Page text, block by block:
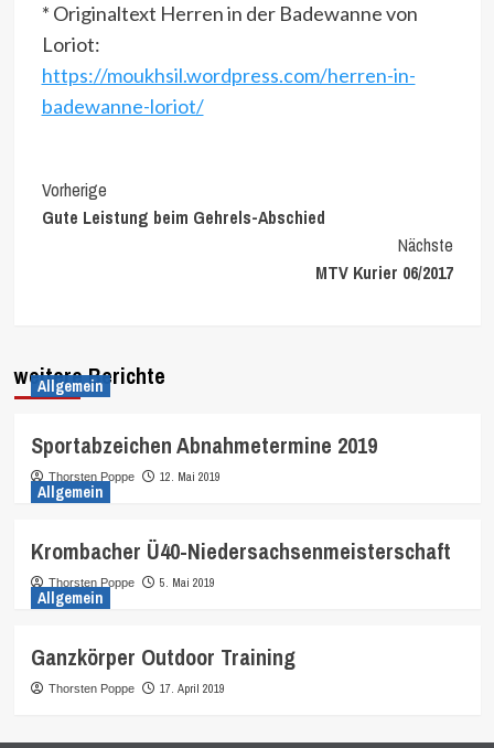
* Originaltext Herren in der Badewanne von
Loriot:
https://moukhsil.wordpress.com/herren-in-
badewanne-loriot/
Continue
Reading
Vorherige
Gute Leistung beim Gehrels-Abschied
Nächste
MTV Kurier 06/2017
weitere Berichte
Allgemein
Sportabzeichen Abnahmetermine 2019
Thorsten Poppe 12. Mai 2019
Allgemein
Krombacher Ü40-Niedersachsenmeisterschaft
Thorsten Poppe 5. Mai 2019
Allgemein
Ganzkörper Outdoor Training
Thorsten Poppe 17. April 2019